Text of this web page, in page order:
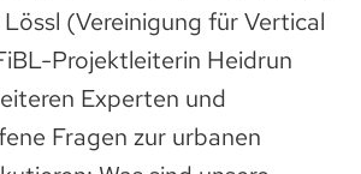
(Vereinigung für Vertical
Projektleiterin Heidrun
Experten und
Fragen zur urbanen